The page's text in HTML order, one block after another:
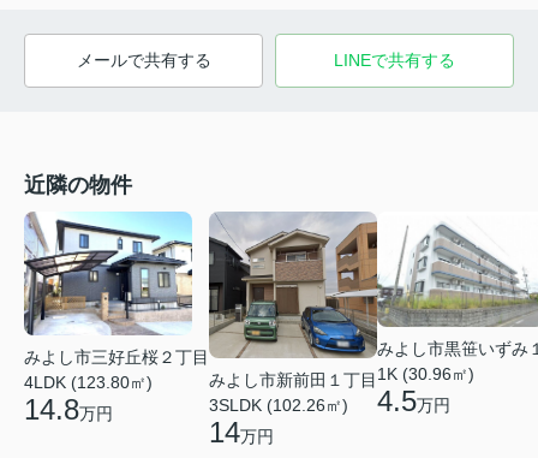
メールで共有する LINEで共有する
近隣の物件
みよし市三好丘桜２丁目
4LDK (123.80㎡)
14.8万円
みよし市新前田１丁目
3SLDK (102.26㎡)
14万円
みよし市黒笹いずみ
1K (30.96㎡)
4.5万円